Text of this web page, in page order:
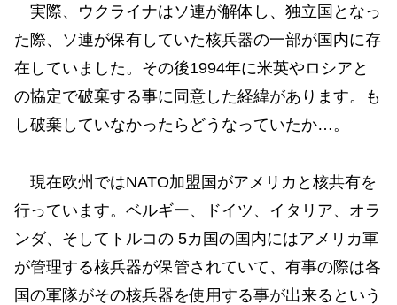
実際、ウクライナはソ連が解体し、独立国となっ
た際、ソ連が保有していた核兵器の一部が国内に存
在していました。その後1994年に米英やロシアと
の協定で破棄する事に同意した経緯があります。も
し破棄していなかったらどうなっていたか…。
現在欧州ではNATO加盟国がアメリカと核共有を
行っています。ベルギー、ドイツ、イタリア、オラ
ンダ、そしてトルコの 5カ国の国内にはアメリカ軍
が管理する核兵器が保管されていて、有事の際は各
国の軍隊がその核兵器を使用する事が出来るという